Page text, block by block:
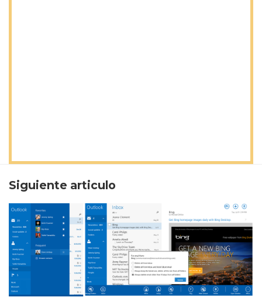
Siguiente articulo